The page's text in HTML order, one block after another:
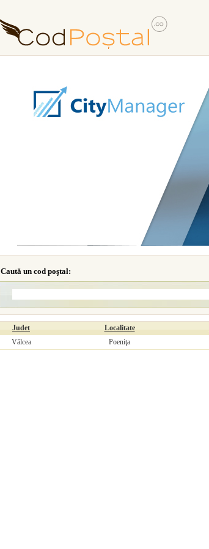
Caută un cod poştal:
Judet Localitate
Vâlcea
Poeniţa